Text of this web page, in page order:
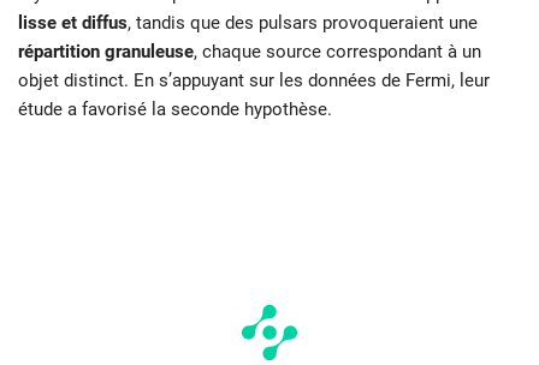
lisse et diffus, tandis que des pulsars provoqueraient une
répartition granuleuse, chaque source correspondant à un
objet distinct. En s’appuyant sur les données de Fermi, leur
étude a favorisé la seconde hypothèse.